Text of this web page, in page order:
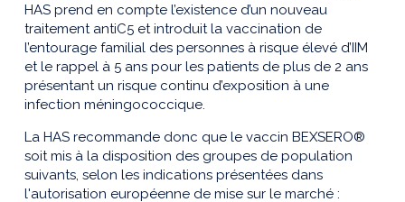
HAS prend en compte l’existence d’un nouveau
traitement antiC5 et introduit la vaccination de
l’entourage familial des personnes à risque élevé d’IIM
et le rappel à 5 ans pour les patients de plus de 2 ans
présentant un risque continu d’exposition à une
infection méningococcique.
La HAS recommande donc que le vaccin BEXSERO®
soit mis à la disposition des groupes de population
suivants, selon les indications présentées dans
l'autorisation européenne de mise sur le marché :